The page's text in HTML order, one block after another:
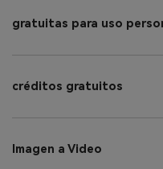
gratuitas para uso
créditos gratuitos
Imagen a Video